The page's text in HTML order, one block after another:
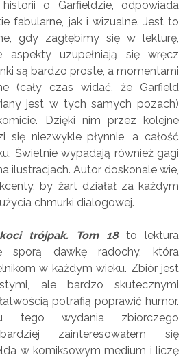
o Garfieldzie, odpowiada
fabularne, jak i wizualne. Jest to
gdy zagłębimy się w lekturę,
uzupełniają się wręcz
są bardzo proste, a momentami
(cały czas widać, że Garfield
jest w tych samych pozach)
Dzięki nim przez kolejne
się niezwykle płynnie, a całość
Świetnie wypadają również gagi
ilustracjach. Autor doskonale wie,
by żart działał za każdym
chmurki dialogowej.
trójpak. Tom 18to lektura
sporą dawkę radochy, która
w każdym wieku. Zbiór jest
ale bardzo skutecznymi
potrafią poprawić humor.
tego wydania zbiorczego
zainteresowałem się
w komiksowym medium i liczę